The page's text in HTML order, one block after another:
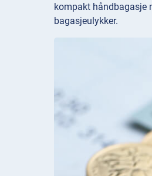
kompakt håndbagasje
bagasjeulykker.